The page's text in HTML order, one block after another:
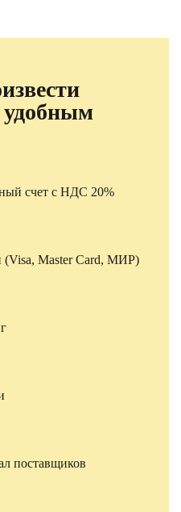
счет с НДС 20%
(Visa, Master Card, МИР)
поставщиков